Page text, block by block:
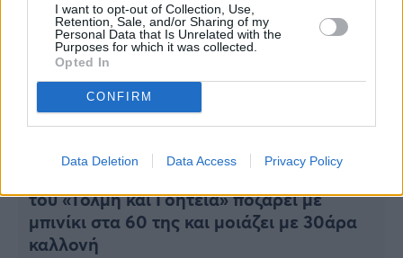
I want to opt-out of Collection, Use,
Retention, Sale, and/or Sharing of my
Personal Data that Is Unrelated with the
Purposes for which it was collected.
Opted In
CONFIRM
Data Deletion Data Access Privacy Policy
του «Τόλμη και Γοητεία» ποζάρει με
μπινίκι στα 60 της και μοιάζει με 30άρα
καλλονή